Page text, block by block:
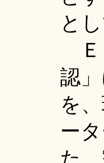
と
Ｅ
認
を
ー
た